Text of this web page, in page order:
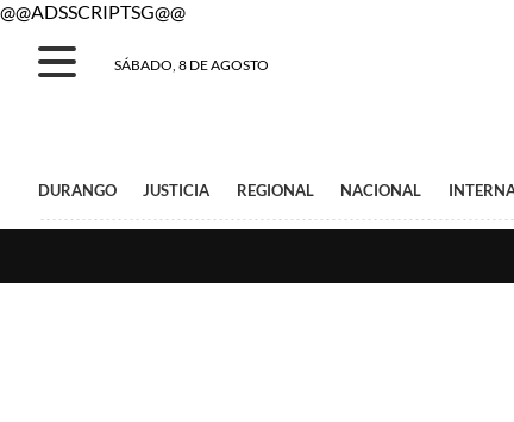
@@ADSSCRIPTSG@@
SÁBADO, 8 DE AGOSTO
DURANGO JUSTICIA REGIONAL NACIONAL